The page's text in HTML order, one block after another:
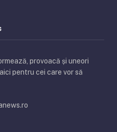
provoacă și uneori
pentru cei care vor să